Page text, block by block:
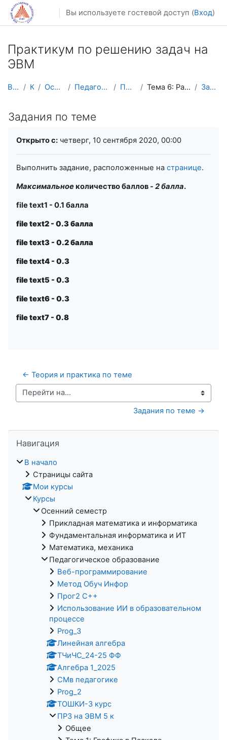
Перейти к основному содержанию
Вы используете гостевой доступ (Вход)
Практикум по решению задач на
ЭВМ
В начало Курсы Осенний семестр Педагогическое образование ПРЗ на ЭВМ 5 к Тема 6: Работа с файлами в Паскале Задания по теме
Задания по теме
Открыто с: четверг, 10 сентября 2020, 00:00
Выполнить задание, расположенные на странице.
Максимальноеколичество баллов - 2 балла.
file text1 - 0.1 балла
file text2 - 0.3 балла
file text3 - 0.2 балла
file text4 - 0.3
file text5 - 0.3
file text6 - 0.3
file text7 - 0.8
← Теория и практика по теме
Перейти на...
Задания по теме →
Навигация
В начало
Страницы сайта
Мои курсы
Курсы
Осенний семестр
Прикладная математика и информатика
Фундаментальная информатика и ИТ
Математика, механика
Педагогическое образование
Веб-программирование
Метод Обуч Инфор
Прог2 С++
Использование ИИ в образовательном
процессе
Prog_3
Линейная алгебра
ТЧиЧС_24-25 ФФ
Алгебра 1_2025
СМв педагогике
Prog_2
ТОШКИ-3 курс
ПРЗ на ЭВМ 5 к
Общее